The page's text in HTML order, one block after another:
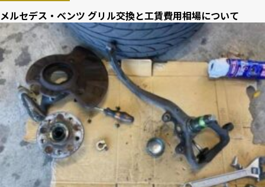
メルセデス・ベンツ グリル交換と工賃費用相場について